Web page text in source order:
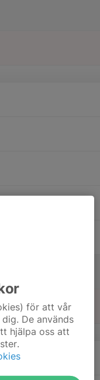
för att vår
De används
hjälpa oss att